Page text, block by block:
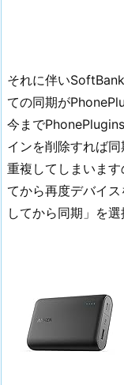
それに伴い
ての同期が
今まで
インを削除すれば
重複してしまいま
てから再度デバイ
してから同期」を選